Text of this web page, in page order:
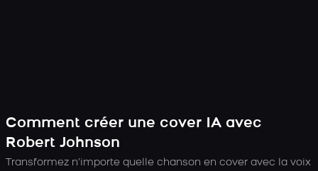
Comment créer une cover IA avec
Robert Johnson
Transformez n’importe quelle chanson en cover avec la voix